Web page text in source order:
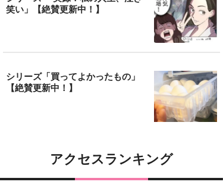
笑い」【絶賛更新中！】
シリーズ「買ってよかったもの」
【絶賛更新中！】
アクセスランキング